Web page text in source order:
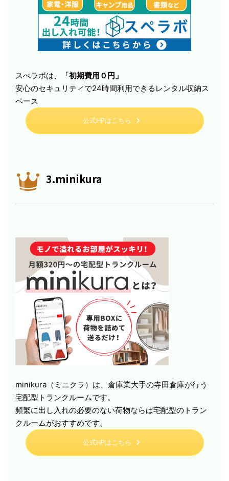
スぺラボは、
「初期費用０円」
安心のセキュリティで24時間利用できるレンタル収納ス
ペース
公式HPはこちら
3.minikura
minikura（ミニクラ）は、倉庫業大手の寺田倉庫が行う
宅配型トランクルームです。
頻繁に出し入れの必要のない荷物ならば宅配型のトラン
クルームがおすすめです。
公式HPはこちら